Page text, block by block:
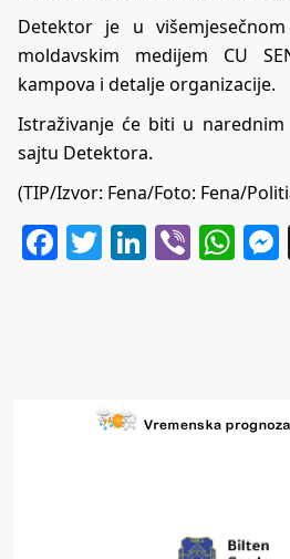
Detektor je u
moldavskim medijem CU
kampova i detalje organizacije.
Istraživanje će biti u
sajtu Detektora.
(TIP/Izvor: Fena/Foto: Fena/
Facebook
Twitter
LinkedIn
Viber